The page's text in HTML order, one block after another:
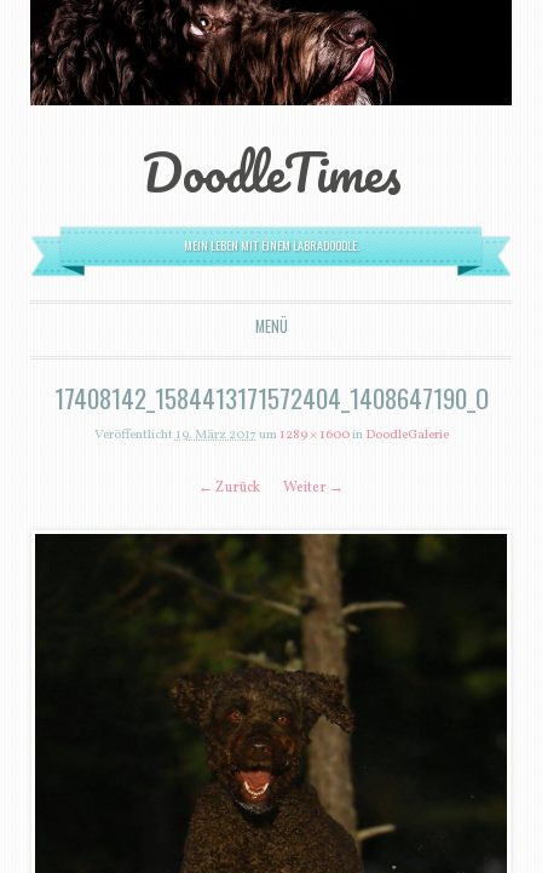
DoodleTimes
MEIN LEBEN MIT EINEM LABRADOODLE.
MENÜ
ZUM INHALT SPRINGEN
17408142_1584413171572404_1408647190_O
Veröffentlicht19. März 2017um1289 × 1600inDoodleGalerie
← Zurück Weiter →